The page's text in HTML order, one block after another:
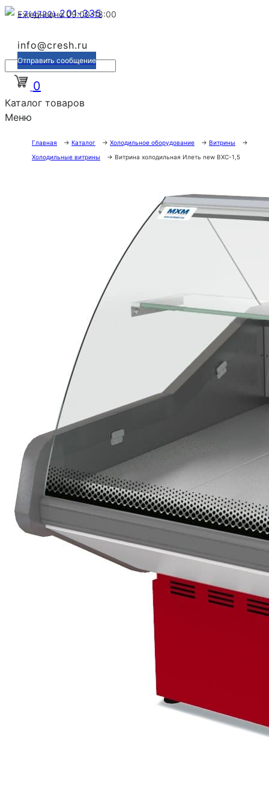
+7(4722)201-335
Ежедневно 09:00-18:00
info@cresh.ru
Отправить сообщение
0
Каталог товаров
Меню
Главная → Каталог → Холодильное оборудование → Витрины
→
Холодильные витрины
→ Витрина холодильная Илеть new ВХС-1,5